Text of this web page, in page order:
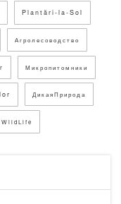
Plantări-la-Sol
Агролесоводство
Микропитомники
ДикаяПрирода
WildLife